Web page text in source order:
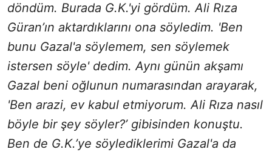
döndüm. Burada G.K.'yi gördüm. Ali Rıza
Güran’ın aktardıklarını ona söyledim. 'Ben
bunu Gazal'a söylemem, sen söylemek
istersen söyle' dedim. Aynı günün akşamı
Gazal beni oğlunun numarasından arayarak,
'Ben arazi, ev kabul etmiyorum. Ali Rıza nasıl
böyle bir şey söyler?’ gibisinden konuştu.
Ben de G.K.’ye söylediklerimi Gazal'a da